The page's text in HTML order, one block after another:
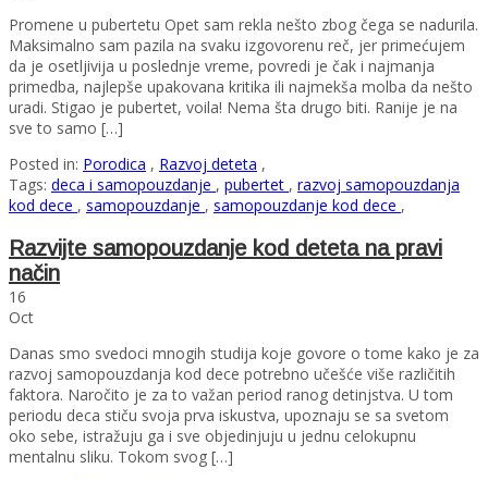
Promene u pubertetu Opet sam rekla nešto zbog čega se nadurila.
Maksimalno sam pazila na svaku izgovorenu reč, jer primećujem
da je osetljivija u poslednje vreme, povredi je čak i najmanja
primedba, najlepše upakovana kritika ili najmekša molba da nešto
uradi. Stigao je pubertet, voila! Nema šta drugo biti. Ranije je na
sve to samo […]
Posted in: Porodica , Razvoj deteta ,
Tags: deca i samopouzdanje , pubertet , razvoj samopouzdanja
kod dece , samopouzdanje , samopouzdanje kod dece ,
Razvijte samopouzdanje kod deteta na pravi
način
16
Oct
Danas smo svedoci mnogih studija koje govore o tome kako je za
razvoj samopouzdanja kod dece potrebno učešće više različitih
faktora. Naročito je za to važan period ranog detinjstva. U tom
periodu deca stiču svoja prva iskustva, upoznaju se sa svetom
oko sebe, istražuju ga i sve objedinjuju u jednu celokupnu
mentalnu sliku. Tokom svog […]